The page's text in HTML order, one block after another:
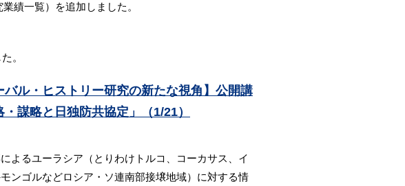
績一覧）を追加しました。
。
ル・ヒストリー研究の新たな視角】公開講
謀略と日独防共協定」（1/21）
よるユーラシア（とりわけトルコ、コーカサス、イ
ンゴルなどロシア・ソ連南部接壌地域）に対する情